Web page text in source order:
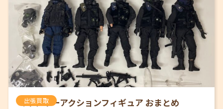
出張買取
ミリタリーアクションフィギュア おまとめ